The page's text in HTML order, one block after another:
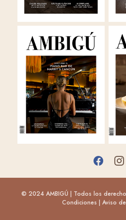
© 2024 AMBIGÚ | Todos los
Condiciones | Aviso